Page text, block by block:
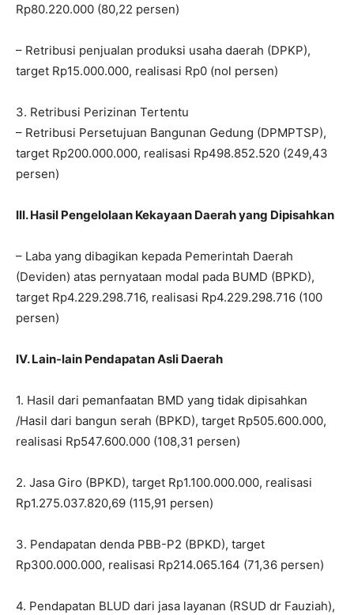
Rp80.220.000 (80,22 persen)
– Retribusi penjualan produksi usaha daerah (DPKP),
target Rp15.000.000, realisasi Rp0 (nol persen)
3. Retribusi Perizinan Tertentu
– Retribusi Persetujuan Bangunan Gedung (DPMPTSP),
target Rp200.000.000, realisasi Rp498.852.520 (249,43
persen)
III. Hasil Pengelolaan Kekayaan Daerah yang Dipisahkan
– Laba yang dibagikan kepada Pemerintah Daerah
(Deviden) atas pernyataan modal pada BUMD (BPKD),
target Rp4.229.298.716, realisasi Rp4.229.298.716 (100
persen)
IV. Lain-lain Pendapatan Asli Daerah
1. Hasil dari pemanfaatan BMD yang tidak dipisahkan
/Hasil dari bangun serah (BPKD), target Rp505.600.000,
realisasi Rp547.600.000 (108,31 persen)
2. Jasa Giro (BPKD), target Rp1.100.000.000, realisasi
Rp1.275.037.820,69 (115,91 persen)
3. Pendapatan denda PBB-P2 (BPKD), target
Rp300.000.000, realisasi Rp214.065.164 (71,36 persen)
4. Pendapatan BLUD dari jasa layanan (RSUD dr Fauziah),